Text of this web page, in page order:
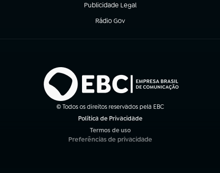
Publicidade Legal
(abre em nova aba)
Rádio Gov
(abre em nova aba)
© Todos os direitos reservados pela EBC
Política de Privacidade
Termos de uso
(abre em nova aba)
Preferências de privacidade